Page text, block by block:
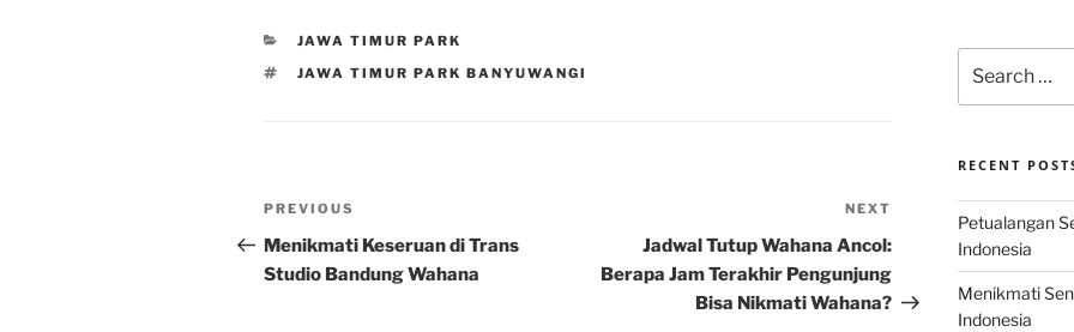
CATEGORIES
JAWA TIMUR PARK
TAGS
JAWA TIMUR PARK BANYUWANGI
Post
navigation
Previous
Post
PREVIOUS
Menikmati Keseruan di Trans
Studio Bandung Wahana
Post
NEXT
Jadwal Tutup Wahana Ancol:
Berapa Jam Terakhir Pengunjung
Bisa Nikmati Wahana?
for:
RECENT
Petualangan
Indonesia
Menikmati
Indonesia